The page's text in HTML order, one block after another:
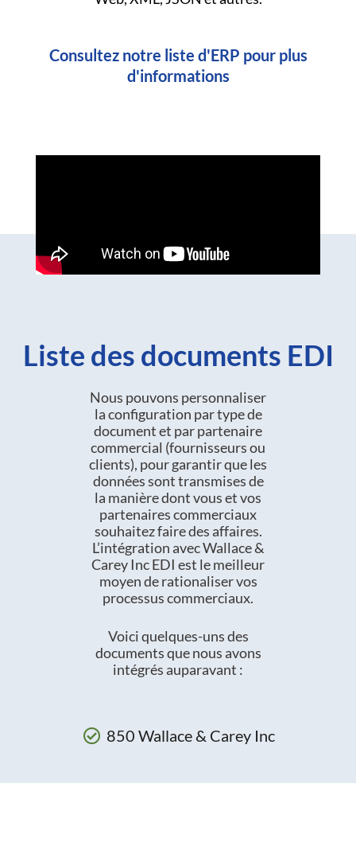
Consultez notre liste d'ERP pour plus
d'informations
Liste des documents EDI
Nous pouvons personnaliser
la configuration par type de
document et par partenaire
commercial (fournisseurs ou
clients), pour garantir que les
données sont transmises de
la manière dont vous et vos
partenaires commerciaux
souhaitez faire des affaires.
L’intégration avec Wallace &
Carey Inc EDI est le meilleur
moyen de rationaliser vos
processus commerciaux.
Voici quelques-uns des
documents que nous avons
intégrés auparavant :
850 Wallace & Carey Inc